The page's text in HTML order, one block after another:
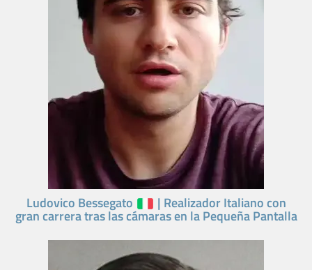
Ludovico Bessegato | Realizador Italiano con
gran carrera tras las cámaras en la Pequeña Pantalla